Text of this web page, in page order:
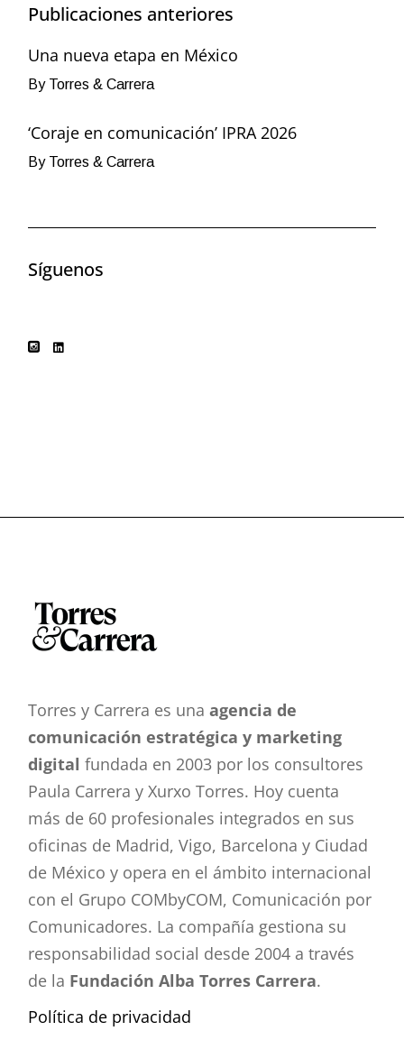
Publicaciones anteriores
Una nueva etapa en México
By Torres & Carrera
‘Coraje en comunicación’ IPRA 2026
By Torres & Carrera
Síguenos
Torres y Carrera es unaagencia de
comunicación estratégica y marketing
digital fundada en 2003 por los consultores
Paula Carrera y Xurxo Torres. Hoy cuenta
más de 60 profesionales integrados en sus
oficinas de Madrid, Vigo, Barcelona y Ciudad
de México y opera en el ámbito internacional
con el Grupo COMbyCOM, Comunicación por
Comunicadores. La compañía gestiona su
responsabilidad social desde 2004 a través
de la Fundación Alba Torres Carrera.
Política de privacidad